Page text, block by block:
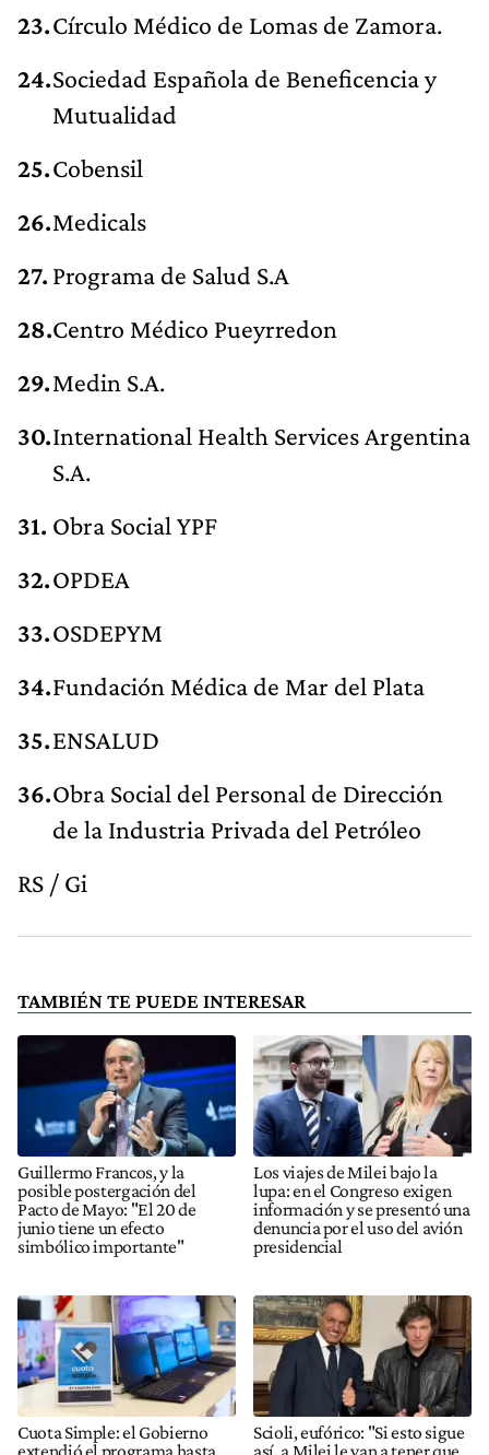
Círculo Médico de Lomas de Zamora.
Sociedad Española de Beneficencia y
Mutualidad
Cobensil
Medicals
Programa de Salud S.A
Centro Médico Pueyrredon
Medin S.A.
International Health Services Argentina
S.A.
Obra Social YPF
OPDEA
OSDEPYM
Fundación Médica de Mar del Plata
ENSALUD
Obra Social del Personal de Dirección
de la Industria Privada del Petróleo
RS / Gi
TAMBIÉN TE PUEDE INTERESAR
Guillermo Francos, y la
posible postergación del
Pacto de Mayo: "El 20 de
junio tiene un efecto
simbólico importante"
Los viajes de Milei bajo la
lupa: en el Congreso exigen
información y se presentó una
denuncia por el uso del avión
presidencial
Cuota Simple: el Gobierno
Scioli, eufórico: "Si esto sigue